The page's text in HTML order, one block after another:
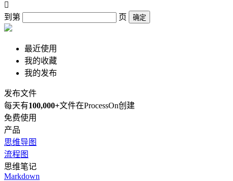

到第
页 确定
最近使用
我的收藏
我的发布
发布文件
每天有100,000+文件在ProcessOn创建
免费使用
产品
思维导图
流程图
思维笔记
Markdown